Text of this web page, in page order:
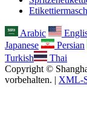
Arabic
Japanese
Persian
Turkish
Thai
Copyright ©
vorbehalten. | XML-